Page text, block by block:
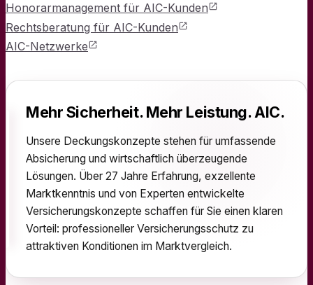
Honorarmanagement für AIC-Kunden
Rechtsberatung für AIC-Kunden
AIC-Netzwerke
Mehr Sicherheit. Mehr Leistung. AIC.
Unsere Deckungskonzepte stehen für umfassende
Absicherung und wirtschaftlich überzeugende
Lösungen. Über 27 Jahre Erfahrung, exzellente
Marktkenntnis und von Experten entwickelte
Versicherungskonzepte schaffen für Sie einen klaren
Vorteil: professioneller Versicherungsschutz zu
attraktiven Konditionen im Marktvergleich.